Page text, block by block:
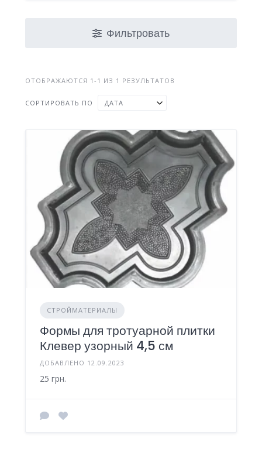
Фильтровать
ОТОБРАЖАЮТСЯ 1-1 ИЗ 1 РЕЗУЛЬТАТОВ
СОРТИРОВАТЬ ПО ДАТА
СТРОЙМАТЕРИАЛЫ
Формы для тротуарной плитки
Клевер узорный 4,5 см
ДОБАВЛЕНО 12.09.2023
25 грн.